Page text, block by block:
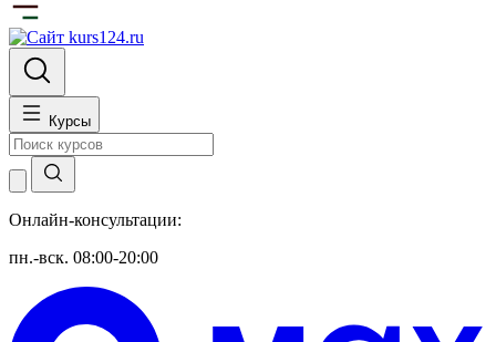
Курсы
Онлайн-консультации:
пн.-вск. 08:00-20:00